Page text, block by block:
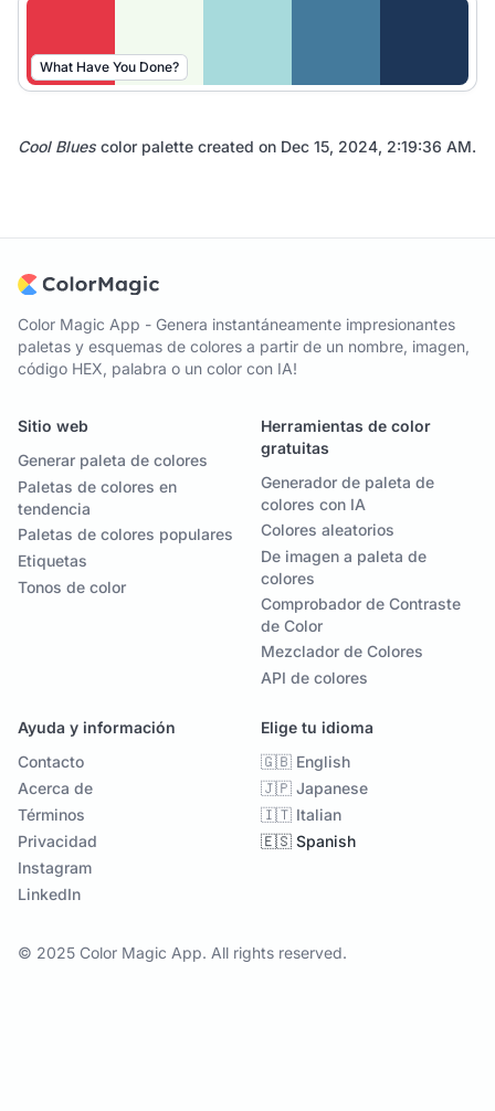
What Have You Done?
Cool Blues color palette created on Dec 15, 2024, 2:19:36 AM.
Color Magic App - Genera instantáneamente impresionantes
paletas y esquemas de colores a partir de un nombre, imagen,
código HEX, palabra o un color con IA!
Sitio web
Generar paleta de colores
Paletas de colores en
tendencia
Paletas de colores populares
Etiquetas
Tonos de color
Herramientas de color
gratuitas
Generador de paleta de
colores con IA
Colores aleatorios
De imagen a paleta de
colores
Comprobador de Contraste
de Color
Mezclador de Colores
API de colores
Ayuda y información
Contacto
Acerca de
Términos
Privacidad
Instagram
LinkedIn
Elige tu idioma
🇬🇧 English
🇯🇵 Japanese
🇮🇹 Italian
🇪🇸 Spanish
© 2025 Color Magic App. All rights reserved.